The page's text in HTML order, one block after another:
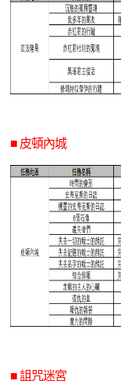
■ 皮頓內城
■ 詛咒迷宮